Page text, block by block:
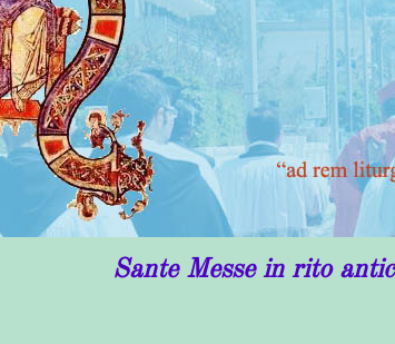
Sante Messe in rito antico in Puglia